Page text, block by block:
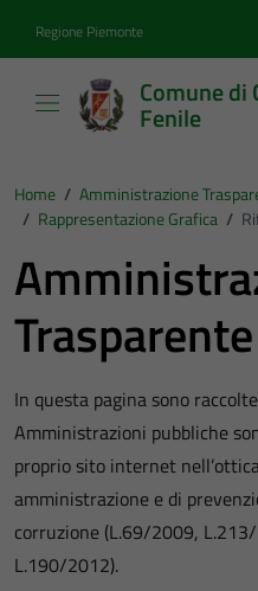
Regione Piemonte
Comune di
Fenile
Home / Amministrazione
/ Rappresentazione Grafica /
Trasparente
In questa pagina sono
Amministrazioni pubbliche
proprio sito internet
amministrazione e di
corruzione (L.69/2009,
L.190/2012).